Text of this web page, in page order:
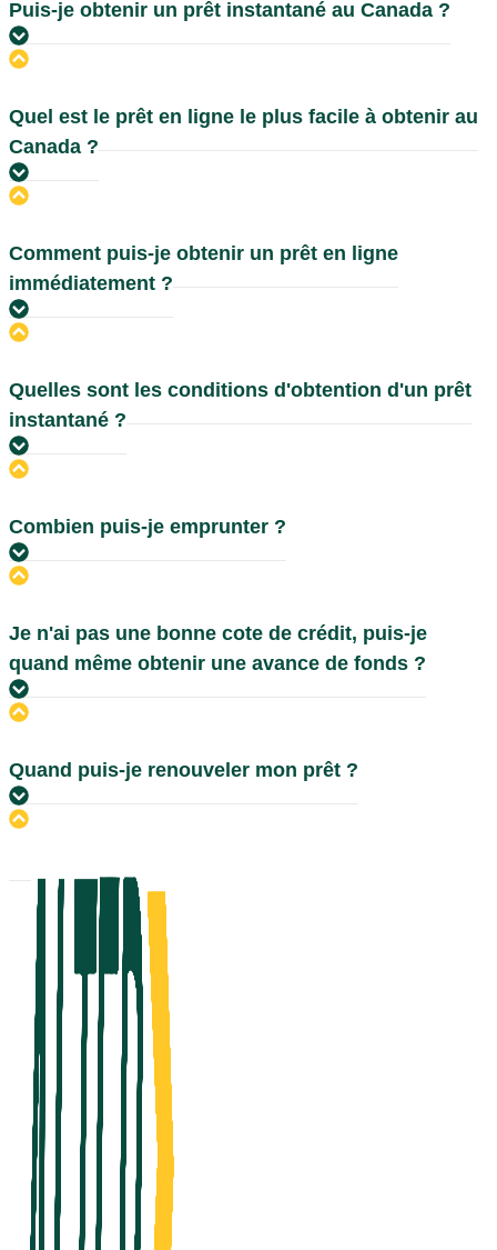
Puis-je obtenir un prêt instantané au Canada ?
Quel est le prêt en ligne le plus facile à obtenir au
Canada ?
Comment puis-je obtenir un prêt en ligne
immédiatement ?
Quelles sont les conditions d'obtention d'un prêt
instantané ?
Combien puis-je emprunter ?
Je n'ai pas une bonne cote de crédit, puis-je
quand même obtenir une avance de fonds ?
Quand puis-je renouveler mon prêt ?